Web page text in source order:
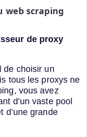
web scraping
de proxy
de choisir un
tous les proxys ne
vous avez
d’un vaste pool
d’une grande